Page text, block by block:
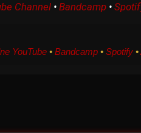
Channel• Bandcamp•
YouTube• Bandcamp• Spotify•